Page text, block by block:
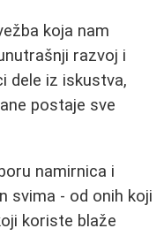
koja nam
razvoj i
dele iz iskustva,
postaje sve
namirnica i
svima - od onih koji
koriste blaže